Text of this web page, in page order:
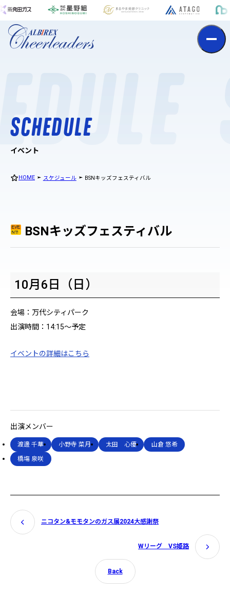
hedu
SCHEDULE
イベント
HOME スケジュール BSNキッズフェスティバル
BSNキッズフェスティバル
キ
ッ
フ
ェ
ィ
10月6日（日）
会場：万代シティパーク
出演時間：14:15～予定
イベントの詳細はこちら
出演メンバー
渡邊 千華 小野寺 菜月 太田 心優
山倉 悠希
橋塲 泉咲
ニコタン&モモタンのガス展2024大感謝祭
Back
Wリーグ VS姫路